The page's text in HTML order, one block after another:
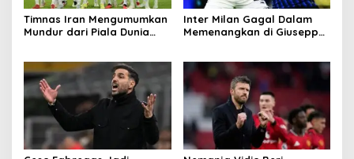
Timnas Iran Mengumumkan
Mundur dari Piala Dunia
Inter Milan Gagal Dalam
Memenangkan di Giuseppe